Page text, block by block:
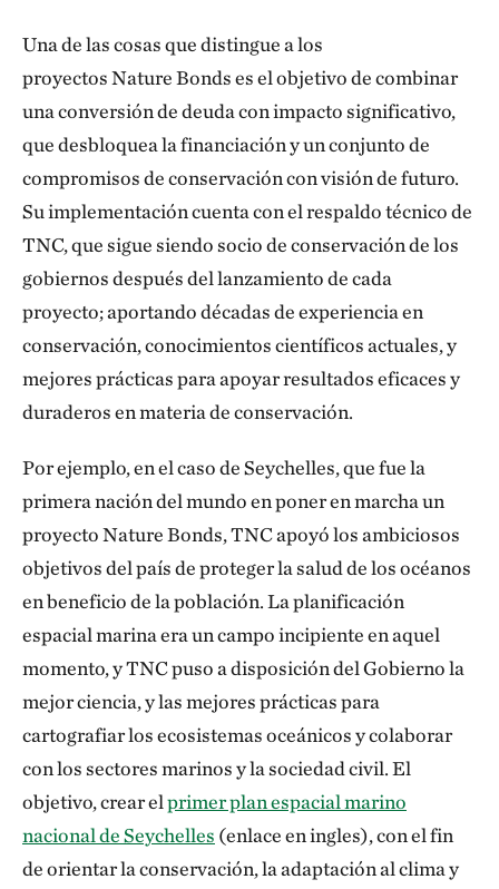
Una de las cosas que distingue a los
proyectos Nature Bonds es el objetivo de combinar
una conversión de deuda con impacto significativo,
que desbloquea la financiación y un conjunto de
compromisos de conservación con visión de futuro.
Su implementación cuenta con el respaldo técnico de
TNC, que sigue siendo socio de conservación de los
gobiernos después del lanzamiento de cada
proyecto; aportando décadas de experiencia en
conservación, conocimientos científicos actuales, y
mejores prácticas para apoyar resultados eficaces y
duraderos en materia de conservación.
Por ejemplo, en el caso de Seychelles, que fue la
primera nación del mundo en poner en marcha un
proyecto Nature Bonds, TNC apoyó los ambiciosos
objetivos del país de proteger la salud de los océanos
en beneficio de la población. La planificación
espacial marina era un campo incipiente en aquel
momento, y TNC puso a disposición del Gobierno la
mejor ciencia, y las mejores prácticas para
cartografiar los ecosistemas oceánicos y colaborar
con los sectores marinos y la sociedad civil. El
objetivo, crear elprimer plan espacial marino
nacional de Seychelles (enlace en ingles), con el fin
de orientar la conservación, la adaptación al clima y